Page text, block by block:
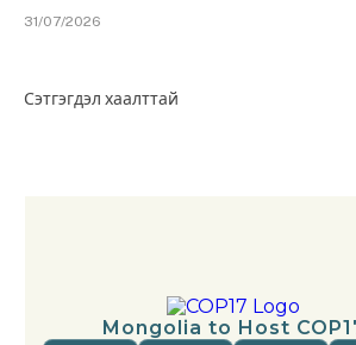
31/07/2026
Сэтгэгдэл хаалттай